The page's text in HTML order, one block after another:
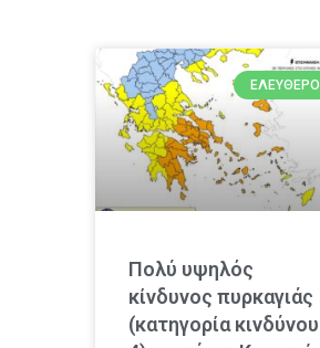
ΕΛΕΎΘΕΡΟ
Πολύ υψηλός
κίνδυνος πυρκαγιάς
(κατηγορία κινδύνου